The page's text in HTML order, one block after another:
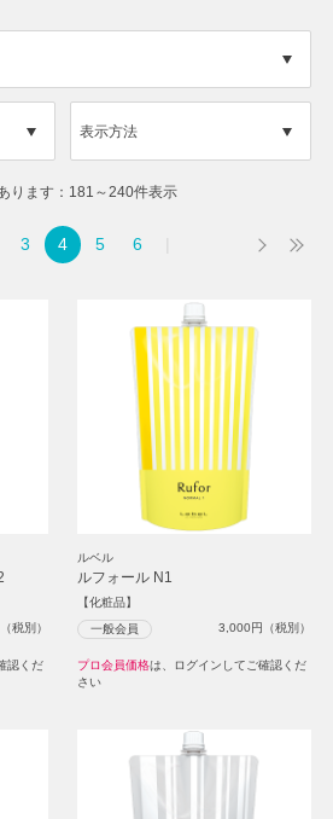
表示方法
ります 181～240件表示
3 4 5 6
税別）
認くだ
ルベル
ルフォール N1
【化粧品】
一般会員 3,000円（税別）
プロ会員価格は、ログインしてご確認くだ
さい